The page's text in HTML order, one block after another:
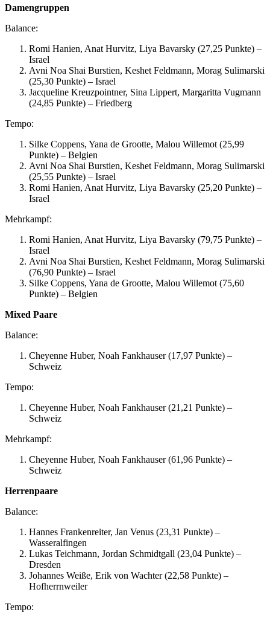
Damengruppen
Balance:
Romi Hanien, Anat Hurvitz, Liya Bavarsky (27,25 Punkte) –
Israel
Avni Noa Shai Burstien, Keshet Feldmann, Morag Sulimarski
(25,30 Punkte) – Israel
Jacqueline Kreuzpointner, Sina Lippert, Margaritta Vugmann
(24,85 Punkte) – Friedberg
Tempo:
Silke Coppens, Yana de Grootte, Malou Willemot (25,99
Punkte) – Belgien
Avni Noa Shai Burstien, Keshet Feldmann, Morag Sulimarski
(25,55 Punkte) – Israel
Romi Hanien, Anat Hurvitz, Liya Bavarsky (25,20 Punkte) –
Israel
Mehrkampf:
Romi Hanien, Anat Hurvitz, Liya Bavarsky (79,75 Punkte) –
Israel
Avni Noa Shai Burstien, Keshet Feldmann, Morag Sulimarski
(76,90 Punkte) – Israel
Silke Coppens, Yana de Grootte, Malou Willemot (75,60
Punkte) – Belgien
Mixed Paare
Balance:
Cheyenne Huber, Noah Fankhauser (17,97 Punkte) –
Schweiz
Tempo:
Cheyenne Huber, Noah Fankhauser (21,21 Punkte) –
Schweiz
Mehrkampf:
Cheyenne Huber, Noah Fankhauser (61,96 Punkte) –
Schweiz
Herrenpaare
Balance:
Hannes Frankenreiter, Jan Venus (23,31 Punkte) –
Wasseralfingen
Lukas Teichmann, Jordan Schmidtgall (23,04 Punkte) –
Dresden
Johannes Weiße, Erik von Wachter (22,58 Punkte) –
Hofherrnweiler
Tempo: